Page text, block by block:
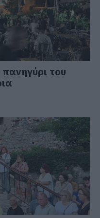
του